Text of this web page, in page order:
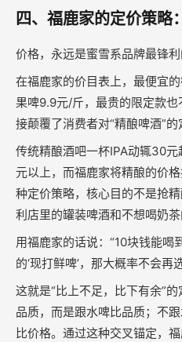
四、福鹿家的定价策略
价格，永远是蜜雪系品牌最锋
在福鹿家的价目表上，最便宜
果啤9.9元/斤，最贵的限定款
接颠覆了消费者对“精酿啤酒”的
传统精酿酒吧一杯IPA动辄30
元以上，而福鹿家将精酿的价
种定价策略，核心目的不是抢
利店里的罐装啤酒和不想喝奶茶
用福鹿家的话说：“10块钱能喝
的‘现打鲜啤’，那大概率不会再
这就是“比上不足，比下有余”
品质，而是跟水啤比品质；不
比价格。通过这种交叉锚定，